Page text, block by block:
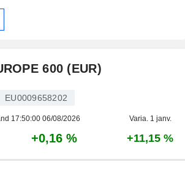
600 (EUR)
EU0009658202
17:50:00 06/08/2026 Varia. 1 janv.
+0,16 % +11,15 %